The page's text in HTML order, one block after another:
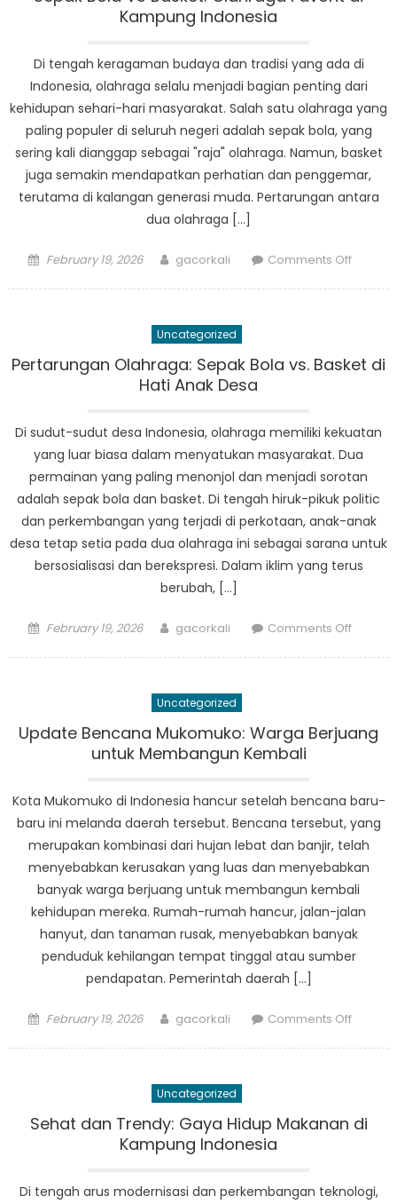
Kampung Indonesia
Di tengah keragaman budaya dan tradisi yang ada di
Indonesia, olahraga selalu menjadi bagian penting dari
kehidupan sehari-hari masyarakat. Salah satu olahraga yang
paling populer di seluruh negeri adalah sepak bola, yang
sering kali dianggap sebagai "raja" olahraga. Namun, basket
juga semakin mendapatkan perhatian dan penggemar,
terutama di kalangan generasi muda. Pertarungan antara
dua olahraga […]
Posted
February 19, 2026 Author
gacorkali Comments Offon
Uncategorized
Pertarungan Olahraga: Sepak Bola vs. Basket di
Hati Anak Desa
Di sudut-sudut desa Indonesia, olahraga memiliki kekuatan
yang luar biasa dalam menyatukan masyarakat. Dua
permainan yang paling menonjol dan menjadi sorotan
adalah sepak bola dan basket. Di tengah hiruk-pikuk politic
dan perkembangan yang terjadi di perkotaan, anak-anak
desa tetap setia pada dua olahraga ini sebagai sarana untuk
bersosialisasi dan berekspresi. Dalam iklim yang terus
berubah, […]
Posted
February 19, 2026 Author
gacorkali Comments Offon
vs.
Basket
Anak
Desa
Uncategorized
Update Bencana Mukomuko: Warga Berjuang
untuk Membangun Kembali
Kota Mukomuko di Indonesia hancur setelah bencana baru-
baru ini melanda daerah tersebut. Bencana tersebut, yang
merupakan kombinasi dari hujan lebat dan banjir, telah
menyebabkan kerusakan yang luas dan menyebabkan
banyak warga berjuang untuk membangun kembali
kehidupan mereka. Rumah-rumah hancur, jalan-jalan
hanyut, dan tanaman rusak, menyebabkan banyak
penduduk kehilangan tempat tinggal atau sumber
pendapatan. Pemerintah daerah […]
Posted
February 19, 2026 Author
gacorkali Comments Offon
Uncategorized
Sehat dan Trendy: Gaya Hidup Makanan di
Kampung Indonesia
Di tengah arus modernisasi dan perkembangan teknologi,